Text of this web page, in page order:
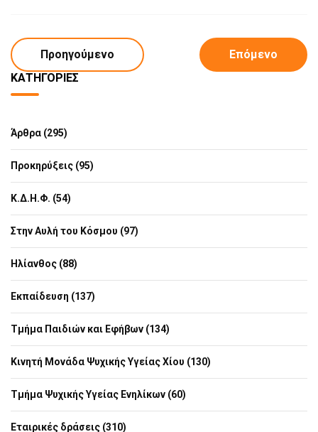
Προηγούμενο
Επόμενο
ΚΑΤΗΓΟΡΊΕΣ
Άρθρα (295)
Προκηρύξεις (95)
Κ.Δ.Η.Φ. (54)
Στην Αυλή του Κόσμου (97)
Ηλίανθος (88)
Εκπαίδευση (137)
Τμήμα Παιδιών και Εφήβων (134)
Κινητή Μονάδα Ψυχικής Υγείας Χίου (130)
Τμήμα Ψυχικής Υγείας Ενηλίκων (60)
Εταιρικές δράσεις (310)